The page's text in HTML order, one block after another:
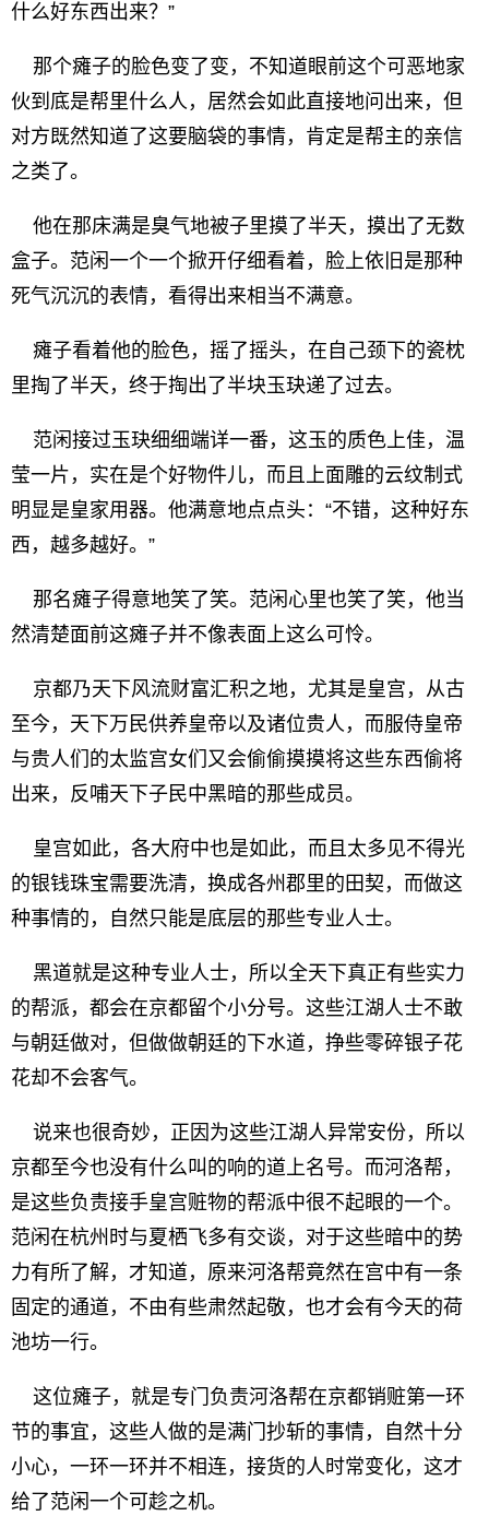
什么好东西出来？”
那个瘫子的脸色变了变，不知道眼前这个可恶地家
伙到底是帮里什么人，居然会如此直接地问出来，但
对方既然知道了这要脑袋的事情，肯定是帮主的亲信
之类了。
他在那床满是臭气地被子里摸了半天，摸出了无数
盒子。范闲一个一个掀开仔细看着，脸上依旧是那种
死气沉沉的表情，看得出来相当不满意。
瘫子看着他的脸色，摇了摇头，在自己颈下的瓷枕
里掏了半天，终于掏出了半块玉玦递了过去。
范闲接过玉玦细细端详一番，这玉的质色上佳，温
莹一片，实在是个好物件儿，而且上面雕的云纹制式
明显是皇家用器。他满意地点点头：“不错，这种好东
西，越多越好。”
那名瘫子得意地笑了笑。范闲心里也笑了笑，他当
然清楚面前这瘫子并不像表面上这么可怜。
京都乃天下风流财富汇积之地，尤其是皇宫，从古
至今，天下万民供养皇帝以及诸位贵人，而服侍皇帝
与贵人们的太监宫女们又会偷偷摸摸将这些东西偷将
出来，反哺天下子民中黑暗的那些成员。
皇宫如此，各大府中也是如此，而且太多见不得光
的银钱珠宝需要洗清，换成各州郡里的田契，而做这
种事情的，自然只能是底层的那些专业人士。
黑道就是这种专业人士，所以全天下真正有些实力
的帮派，都会在京都留个小分号。这些江湖人士不敢
与朝廷做对，但做做朝廷的下水道，挣些零碎银子花
花却不会客气。
说来也很奇妙，正因为这些江湖人异常安份，所以
京都至今也没有什么叫的响的道上名号。而河洛帮，
是这些负责接手皇宫赃物的帮派中很不起眼的一个。
范闲在杭州时与夏栖飞多有交谈，对于这些暗中的势
力有所了解，才知道，原来河洛帮竟然在宫中有一条
固定的通道，不由有些肃然起敬，也才会有今天的荷
池坊一行。
这位瘫子，就是专门负责河洛帮在京都销赃第一环
节的事宜，这些人做的是满门抄斩的事情，自然十分
小心，一环一环并不相连，接货的人时常变化，这才
给了范闲一个可趁之机。